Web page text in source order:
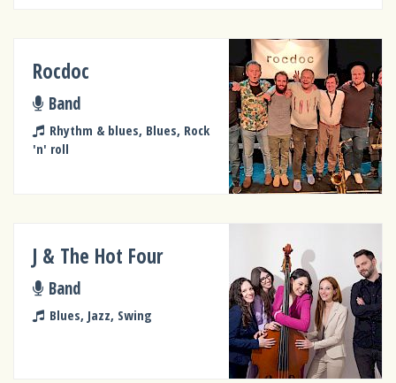
Rocdoc
Band
Rhythm & blues, Blues, Rock
'n' roll
J & The Hot Four
Band
Blues, Jazz, Swing